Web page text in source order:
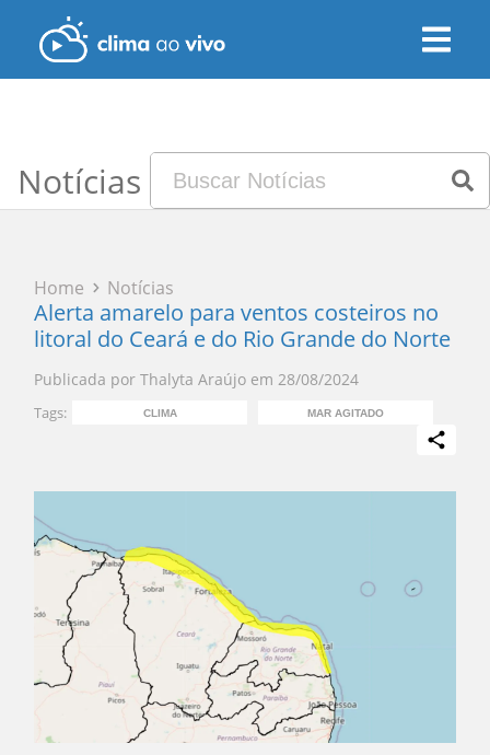
Notícias
Home Notícias
Alerta amarelo para ventos costeiros no
litoral do Ceará e do Rio Grande do Norte
Publicada por Thalyta Araújo em 28/08/2024
Tags: CLIMA MAR AGITADO